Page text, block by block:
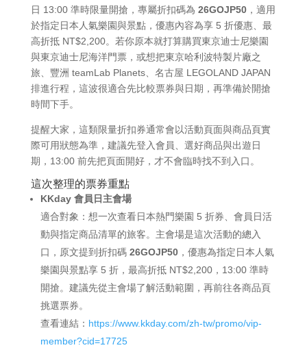
日 13:00 準時限量開搶，專屬折扣碼為 26GOJP50，適用
於指定日本人氣樂園與景點，優惠內容為享 5 折優惠、最
高折抵 NT$2,200。若你原本就打算購買東京迪士尼樂園
與東京迪士尼海洋門票，或想把東京哈利波特製片廠之
旅、豐洲 teamLab Planets、名古屋 LEGOLAND JAPAN
排進行程，這波很適合先比較票券與日期，再準備於開搶
時間下手。
提醒大家，這類限量折扣券通常會以活動頁面與商品頁實
際可用狀態為準，建議先登入會員、選好商品與出遊日
期，13:00 前先把頁面開好，才不會臨時找不到入口。
這次整理的票券重點
KKday 會員日主會場
適合對象：想一次查看日本熱門樂園 5 折券、會員日活
動與指定商品清單的旅客。主會場是這次活動的總入
口，原文提到折扣碼 26GOJP50，優惠為指定日本人氣
樂園與景點享 5 折，最高折抵 NT$2,200，13:00 準時
開搶。建議先從主會場了解活動範圍，再前往各商品頁
挑選票券。
查看連結： https://www.kkday.com/zh-tw/promo/vip-
member?cid=17725